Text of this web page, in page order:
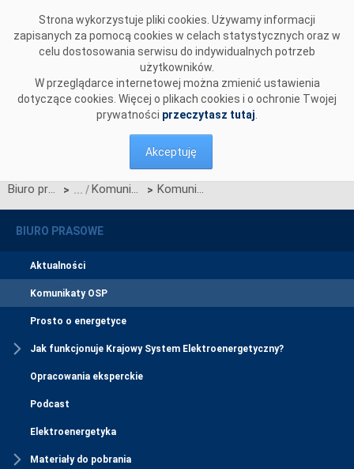
Strona wykorzystuje pliki cookies. Używamy informacji
zapisanych za pomocą cookies w celach statystycznych oraz w
celu dostosowania serwisu do indywidualnych potrzeb
użytkowników.
W przeglądarce internetowej można zmienić ustawienia
dotyczące cookies. Więcej o plikach cookies i o ochronie Twojej
prywatności przeczytasz tutaj
Akceptuję
Biuro prasowe > Komunikaty OSP > Komunikat OSP dotyczący przywrócenia procesu Jednolitego łączenia Rynków Dnia Bieżącego w dn. 16.03.2026
BIURO PRASOWE
Aktualności
Komunikaty OSP
Prosto o energetyce
Jak funkcjonuje Krajowy System Elektroenergetyczny?
Opracowania eksperckie
Podcast
Elektroenergetyka
Materiały do pobrania